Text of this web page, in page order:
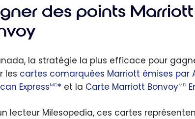
des points
la stratégie la plus efficace pour
les cartes comarquées Marriott émises par
ExpressMD* et la Carte Marriott BonvoyMD
lecteur Milesopedia, ces cartes